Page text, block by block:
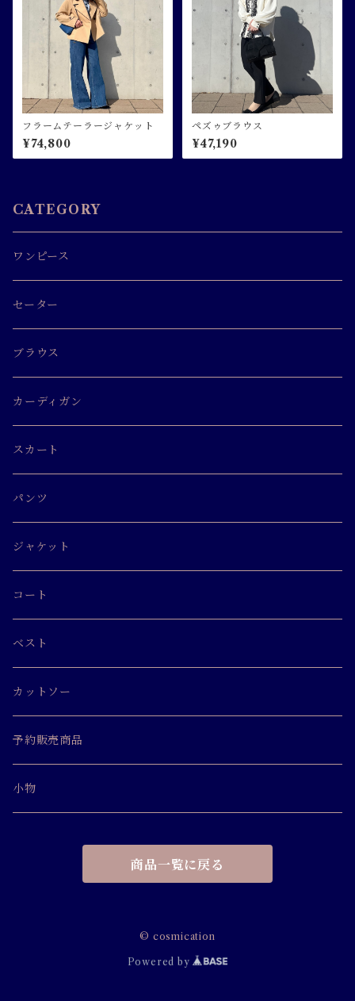
フラームテーラージャケット
¥74,800
ペズゥブラウス
¥47,190
CATEGORY
ワンピース
セーター
ブラウス
カーディガン
スカート
パンツ
ジャケット
コート
ベスト
カットソー
予約販売商品
小物
商品一覧に戻る
© cosmication
Powered by